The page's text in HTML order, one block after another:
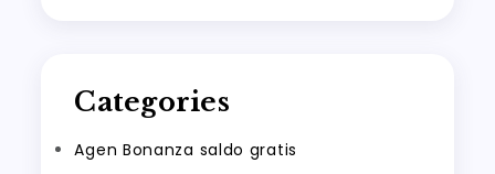
Categories
Agen Bonanza saldo gratis